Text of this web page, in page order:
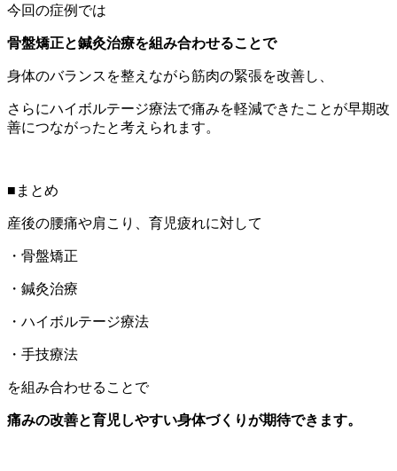
今回の症例では
骨盤矯正と鍼灸治療を組み合わせることで
身体のバランスを整えながら筋肉の緊張を改善し、
さらにハイボルテージ療法で痛みを軽減できたことが早期改
善につながったと考えられます。
■まとめ
産後の腰痛や肩こり、育児疲れに対して
・骨盤矯正
・鍼灸治療
・ハイボルテージ療法
・手技療法
を組み合わせることで
痛みの改善と育児しやすい身体づくりが期待できます。